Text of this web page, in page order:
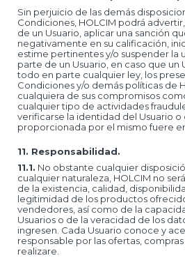
Sin perjuicio de las demás
Condiciones, HOLCIM podrá
de un Usuario, aplicar una sanción
negativamente en su calificación,
estime pertinentes y/o suspender la
parte de un Usuario, en caso que un
todo en parte cualquier ley, los
Condiciones y/o demás políticas de
cualquiera de sus compromisos
cualquier tipo de actividades
verificarse la identidad del Usuario
proporcionada por el mismo fuere
11. Responsabilidad.
11.1. No obstante cualquier
cualquier naturaleza, HOLCIM no
de la existencia, calidad,
legitimidad de los productos
vendedores, así como de la
Usuarios o de la veracidad de los
ingresen. Cada Usuario conoce y
responsable por las ofertas,
realizare.